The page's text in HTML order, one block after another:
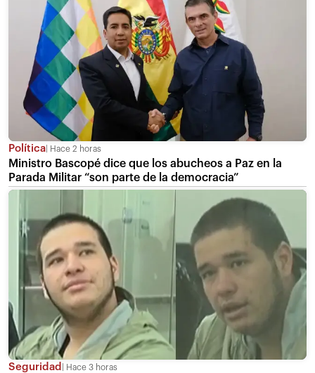
Política Hace 2 horas
Ministro Bascopé dice que los abucheos a Paz en la
Parada Militar “son parte de la democracia”
Seguridad Hace 3 horas